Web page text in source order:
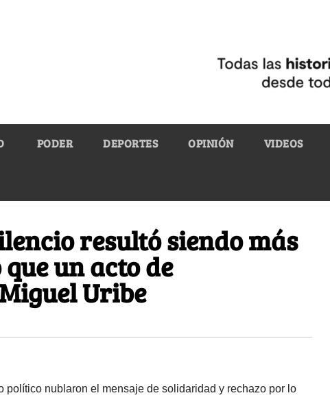
PODER DEPORTES OPINIÓN VIDEOS
resultó siendo más
un acto de
Uribe
político nublaron el mensaje de solidaridad y rechazo por lo